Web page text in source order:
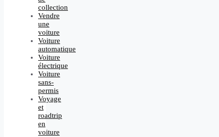
collection
Vendre
une
voiture
Voiture
automatique
Voiture
électrique
Voiture
sans-
permis
Voyage
et
roadtrip
en
voiture